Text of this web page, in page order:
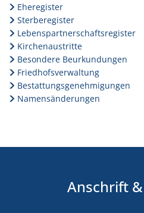
Eheregister
Sterberegister
Lebenspartnerschaftsregister
Kirchenaustritte
Besondere Beurkundungen
Friedhofsverwaltung
Bestattungsgenehmigungen
Namensänderungen
Anschrift